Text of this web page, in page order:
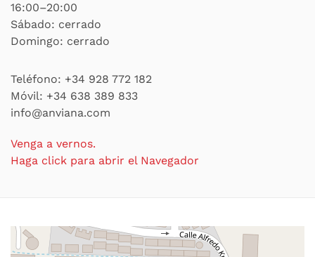
16:00–20:00
Sábado: cerrado
Domingo: cerrado
Teléfono: +34 928 772 182
Móvil: +34 638 389 833
info@anviana.com
Venga a vernos.
Haga click para abrir el Navegador